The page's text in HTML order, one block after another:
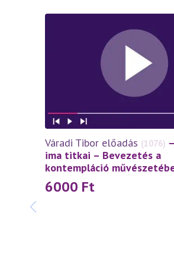
Váradi Tibor előadás (1076)
ima titkai – Bevezetés a
kontempláció
6000 Ft